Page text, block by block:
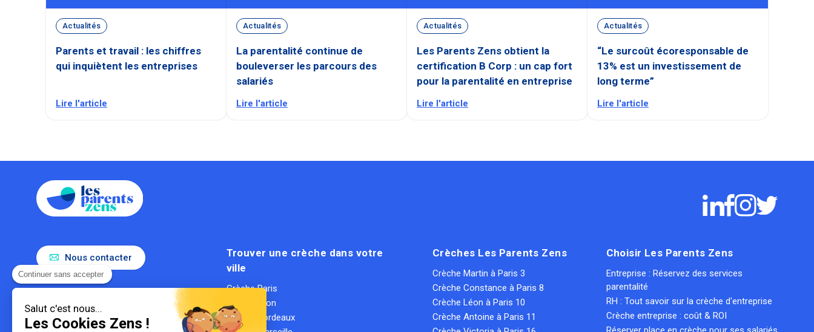
Continuer sans accepter
Salut c'est nous...
Les Cookies Zens !
Actualités
Parents et travail : les chiffres
qui inquiètent les entreprises
Lire l'article
Actualités
La parentalité continue de
bouleverser les parcours des
salariés
Lire l'article
Actualités
Les Parents Zens obtient la
certification B Corp : un cap fort
pour la parentalité en entreprise
Lire l'article
Actualités
“Le surcoût écoresponsable de
13% est un investissement de
long terme”
Lire l'article
Nous contacter
Le référent de la parentalité en
entreprise
Gestionnaire de crèches
1ère entreprise du secteur des
Trouver une crèche dans votre
ville
Crèche Paris
Crèche Lyon
Crèche Bordeaux
Crèches Les Parents Zens
Crèche Martin à Paris 3
Crèche Constance à Paris 8
Crèche Léon à Paris 10
Crèche Antoine à Paris 11
Choisir Les Parents Zens
Entreprise : Réservez des services
parentalité
RH : Tout savoir sur la crèche d'entreprise
Crèche entreprise : coût & ROI